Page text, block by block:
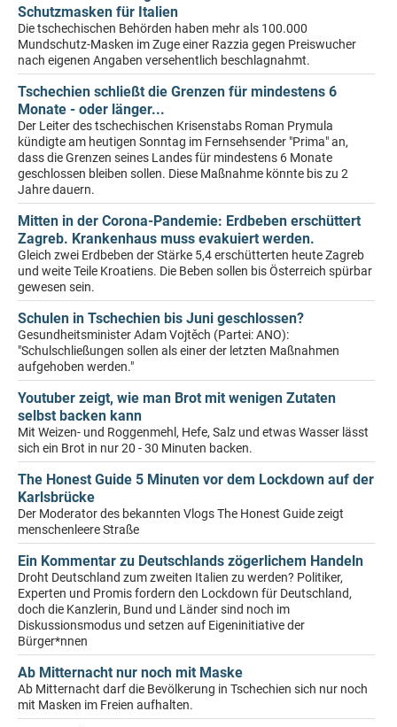
Schutzmasken für Italien
Die tschechischen Behörden haben mehr als 100.000
Mundschutz-Masken im Zuge einer Razzia gegen Preiswucher
nach eigenen Angaben versehentlich beschlagnahmt.
Tschechien schließt die Grenzen für mindestens 6
Monate - oder länger...
Der Leiter des tschechischen Krisenstabs Roman Prymula
kündigte am heutigen Sonntag im Fernsehsender "Prima" an,
dass die Grenzen seines Landes für mindestens 6 Monate
geschlossen bleiben sollen. Diese Maßnahme könnte bis zu 2
Jahre dauern.
Mitten in der Corona-Pandemie: Erdbeben erschüttert
Zagreb. Krankenhaus muss evakuiert werden.
Gleich zwei Erdbeben der Stärke 5,4 erschütterten heute Zagreb
und weite Teile Kroatiens. Die Beben sollen bis Österreich spürbar
gewesen sein.
Schulen in Tschechien bis Juni geschlossen?
Gesundheitsminister Adam Vojtěch (Partei: ANO):
"Schulschließungen sollen als einer der letzten Maßnahmen
aufgehoben werden."
Youtuber zeigt, wie man Brot mit wenigen Zutaten
selbst backen kann
Mit Weizen- und Roggenmehl, Hefe, Salz und etwas Wasser lässt
sich ein Brot in nur 20 - 30 Minuten backen.
The Honest Guide 5 Minuten vor dem Lockdown auf der
Karlsbrücke
Der Moderator des bekannten Vlogs The Honest Guide zeigt
menschenleere Straße
Ein Kommentar zu Deutschlands zögerlichem Handeln
Droht Deutschland zum zweiten Italien zu werden? Politiker,
Experten und Promis fordern den Lockdown für Deutschland,
doch die Kanzlerin, Bund und Länder sind noch im
Diskussionsmodus und setzen auf Eigeninitiative der
Bürger*nnen
Ab Mitternacht nur noch mit Maske
Ab Mitternacht darf die Bevölkerung in Tschechien sich nur noch
mit Masken im Freien aufhalten.